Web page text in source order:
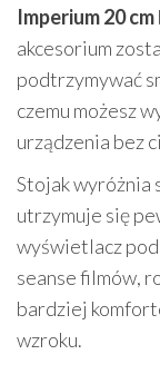
Imperium 20 cm
akcesorium
podtrzymywać
czemu możesz
urządzenia bez
Stojak wyróżnia
utrzymuje się
wyświetlacz
seanse filmów,
bardziej
wzroku.